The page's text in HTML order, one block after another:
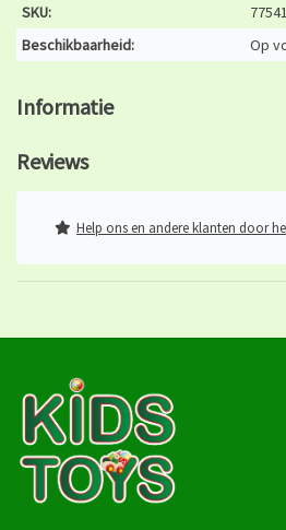
SKU:
Beschikbaarheid:
Op
Informatie
Reviews
Help ons en andere klanten door